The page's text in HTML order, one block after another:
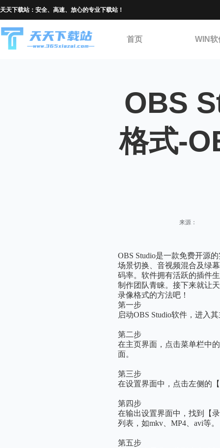
天天下载站：安全、高速、放心的专业下载站！
首页 WIN软
OBS
格式-
来源：
OBS Studio是一款免费开源
场景切换、音视频混合及绿
码率。软件拥有活跃的插件
制作团队青睐。接下来就让
录像格式的方法吧！
第一步
启动OBS Studio软件，进入
第二步
在主页界面，点击菜单栏中
面。
第三步
在设置界面中，点击左侧的
第四步
在输出设置界面中，找到【
列表，如mkv、MP4、avi等。
第五步